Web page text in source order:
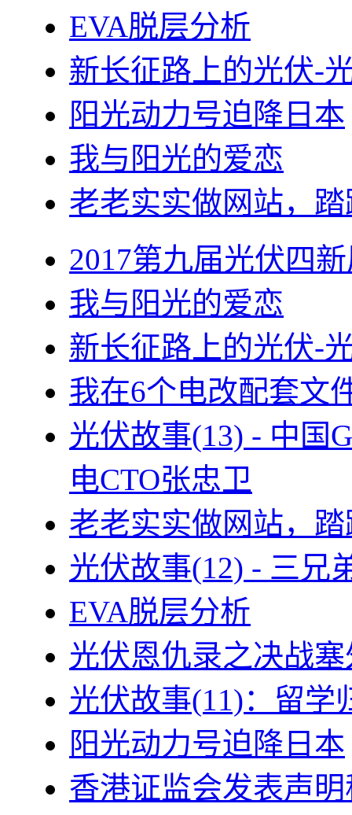
EVA脱层分析
新长征路上的光伏-
阳光动力号迫降日本
我与阳光的爱恋
老老实实做网站，
2017第九届光伏四
我与阳光的爱恋
新长征路上的光伏-
我在6个电改配套文
光伏故事(13) - 中国
电CTO张忠卫
老老实实做网站，
光伏故事(12) - 三兄
EVA脱层分析
光伏恩仇录之决战
光伏故事(11)：留学
阳光动力号迫降日本
香港证监会发表声